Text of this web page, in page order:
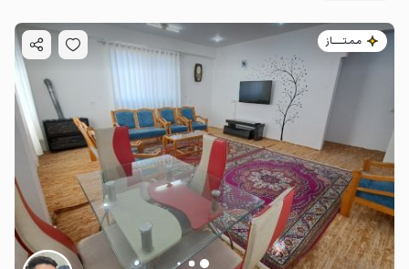
مـمـتــــــاز